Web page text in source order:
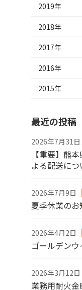
2019年
2018年
2017年
2016年
2015年
最近の投稿
2026年7月31日
【重要】熊
よる配送につ
2026年7月9日
夏季休業のお
2026年4月2日
ゴールデン
2026年3月12日
業務用耐火